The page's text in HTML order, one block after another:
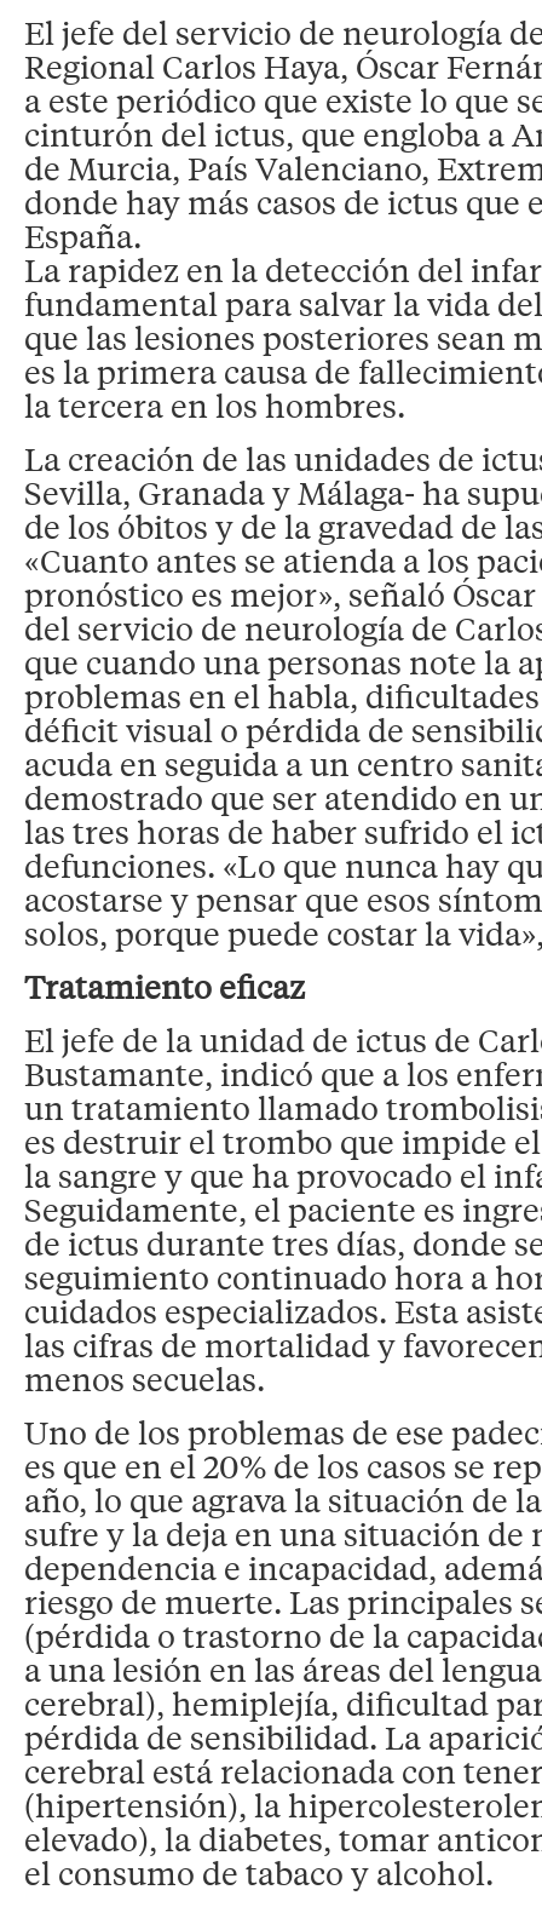
El jefe del servicio de neurología
Regional Carlos Haya, Óscar
a este periódico que existe lo que
cinturón del ictus, que engloba a
de Murcia, País Valenciano,
donde hay más casos de ictus que
España.
La rapidez en la detección del
fundamental para salvar la vida
que las lesiones posteriores sean
es la primera causa de
la tercera en los hombres.
La creación de las unidades de
Sevilla, Granada y Málaga- ha
de los óbitos y de la gravedad de
«Cuanto antes se atienda a los
pronóstico es mejor», señaló
del servicio de neurología de
que cuando una personas note la
problemas en el habla,
déficit visual o pérdida de
acuda en seguida a un centro
demostrado que ser atendido en
las tres horas de haber sufrido el
defunciones. «Lo que nunca hay
acostarse y pensar que esos
solos, porque puede costar la
Tratamiento eficaz
El jefe de la unidad de ictus de
Bustamante, indicó que a los
un tratamiento llamado
es destruir el trombo que impide
la sangre y que ha provocado el
Seguidamente, el paciente es
de ictus durante tres días, donde
seguimiento continuado hora a
cuidados especializados. Esta
las cifras de mortalidad y
menos secuelas.
Uno de los problemas de ese
es que en el 20% de los casos se
año, lo que agrava la situación de
sufre y la deja en una situación de
dependencia e incapacidad,
riesgo de muerte. Las principales
(pérdida o trastorno de la
a una lesión en las áreas del
cerebral), hemiplejía, dificultad
pérdida de sensibilidad. La
cerebral está relacionada con
(hipertensión), la
elevado), la diabetes, tomar
el consumo de tabaco y alcohol.